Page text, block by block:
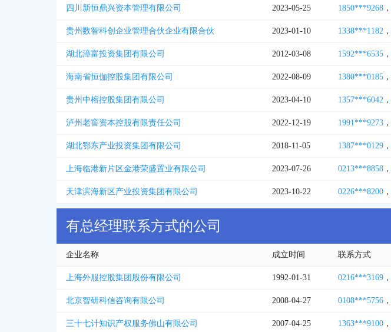
四川新恒鼎兴资本管理有限公司 2023-05-25 1850***9268 ，
贵州数智科创企业管理合伙企业有限合伙 2023-01-10 1338***1182 ，
湖北漳富投资集团有限公司 2012-03-08 1592***6535 ，
海南省恒伽控股集团有限公司 2022-08-09 1380***0185 ，
贵州中榕控股集团有限公司 2023-04-10 1357***6042 ，
泸州老窖资本控股有限责任公司 2022-12-19 1991***9273 ，
湖北鄂东产业投资集团有限公司 2018-11-05 1387***0129 ，
上海临港新片区金港荣盛置业有限公司 2023-07-26 0213***8858 ，
天津滨海新区产业投资集团有限公司 2023-10-22 0226***8200 ，
有总经理联系方式的公司
企业名称 成立时间 联系方式
上海外服控股集团股份有限公司 1992-01-31 0216***3169 ，
北京智研科信咨询有限公司 2008-04-27 0108***5756 ，
三十七计知识产权服务佛山有限公司 2007-04-25 1363***9100 ，